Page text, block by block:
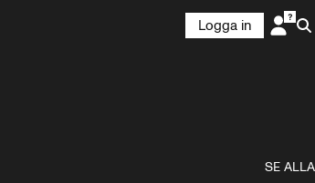
Logga in
SE ALLA